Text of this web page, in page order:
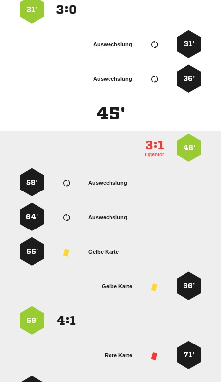
:
21’
31’
Auswechslung
36’
Auswechslung
45'
48’
:
Eigentor
Auswechslung
58’
Auswechslung
64’
Gelbe Karte
66’
66’
Gelbe Karte
:
69’
71’
Rote Karte